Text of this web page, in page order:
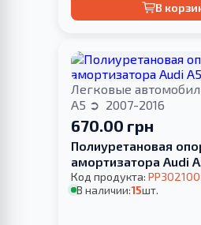
В
Легковые
A5
2007-2016
670.00 грн
Полиуретановая
амортизатора Audi
Код продукта: PP302100
В наличии:15шт.